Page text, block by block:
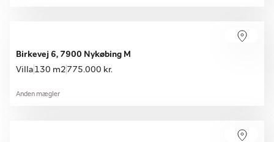
Birkevej 6, 7900 Nykøbing M
Villa 130 m2 775.000 kr.
Anden mægler